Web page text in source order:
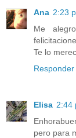
Ana 2:23
Me
Te lo
Responder
Elisa 2:44
pero para